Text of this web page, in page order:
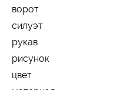
ворот
силуэт
рукав
рисунок
цвет